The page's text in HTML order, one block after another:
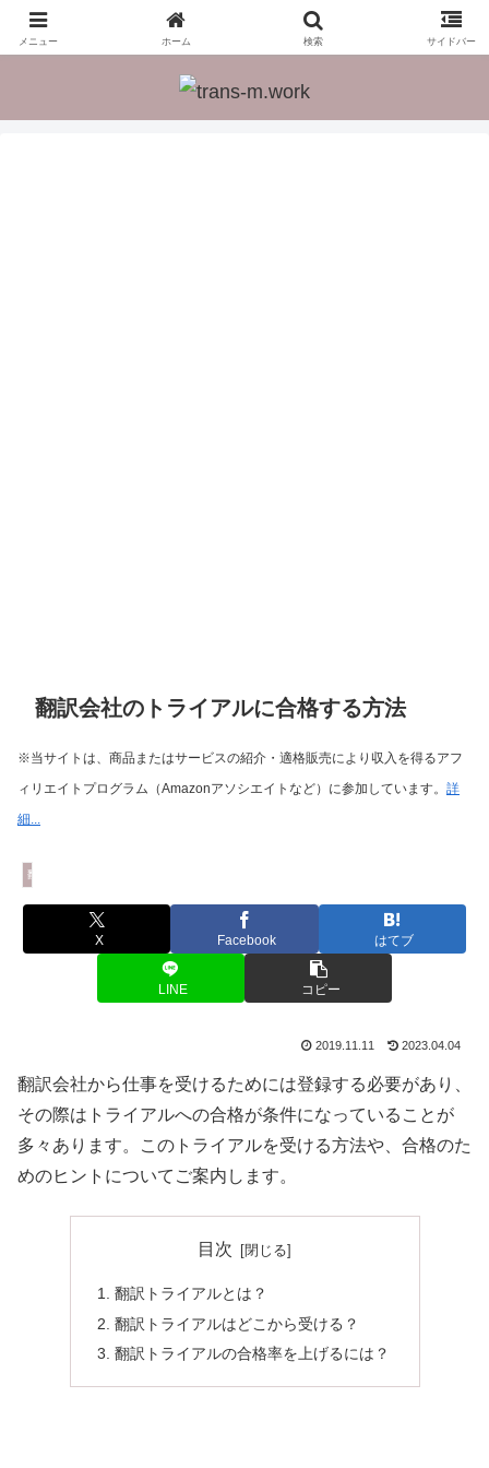
翻訳でメシを食う方法とは？脱サラした現役フリーランス翻訳者が翻訳という
仕事について紹介します。
翻訳会社のトライアルに合格する方法
※当サイトは、商品またはサービスの紹介・適格販売により収入を得るアフ
ィリエイトプログラム（Amazonアソシエイトなど）に参加しています。 詳
細...
翻訳者になるには
X Facebook はてブ
LINE コピー
2019.11.11 2023.04.04
翻訳会社から仕事を受けるためには登録する必要があり、
その際はトライアルへの合格が条件になっていることが
多々あります。このトライアルを受ける方法や、合格のた
めのヒントについてご案内します。
目次
翻訳トライアルとは？
翻訳トライアルはどこから受ける？
翻訳トライアルの合格率を上げるには？
メニュー ホーム 検索 サイドバー